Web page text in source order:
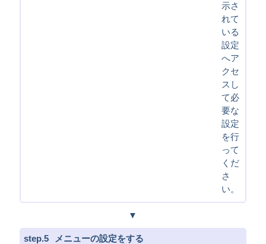
示さ
れて
いる
設定
へア
クセ
スし
て必
要な
設定
を行
って
くだ
さ
い。
5 メニューの設定をする